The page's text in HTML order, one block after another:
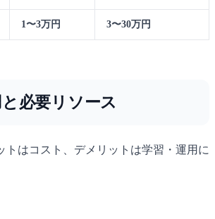
1〜3万円 3〜30万円
必要リソース
トはコスト、デメリットは学習・運用に